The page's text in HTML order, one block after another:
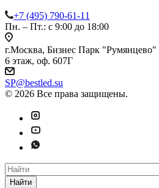
+7 (495) 790-61-11
Пн. – Пт.: с 9:00 до 18:00
г.Москва, Бизнес Парк "Румянцево"
6 этаж, оф. 607Г
SP@bestled.su
© 2026 Все права защищены.
Найти